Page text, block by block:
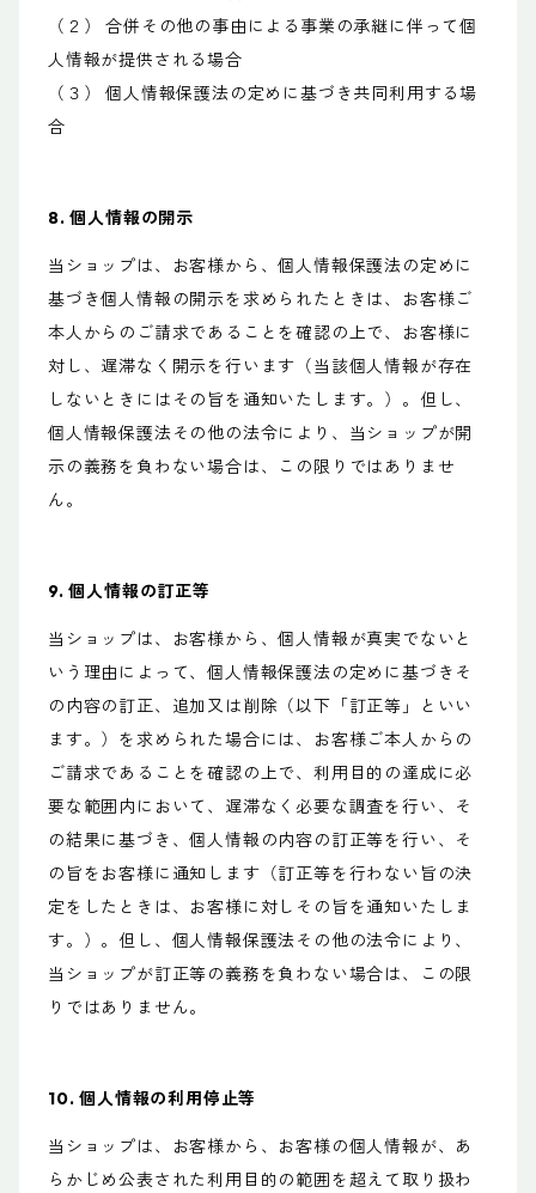
（２） 合併その他の事由による事業の承継に伴って個
人情報が提供される場合
（３） 個人情報保護法の定めに基づき共同利用する場
合
8. 個人情報の開示
当ショップは、お客様から、個人情報保護法の定めに
基づき個人情報の開示を求められたときは、お客様ご
本人からのご請求であることを確認の上で、お客様に
対し、遅滞なく開示を行います（当該個人情報が存在
しないときにはその旨を通知いたします。）。但し、
個人情報保護法その他の法令により、当ショップが開
示の義務を負わない場合は、この限りではありませ
ん。
9. 個人情報の訂正等
当ショップは、お客様から、個人情報が真実でないと
いう理由によって、個人情報保護法の定めに基づきそ
の内容の訂正、追加又は削除（以下「訂正等」といい
ます。）を求められた場合には、お客様ご本人からの
ご請求であることを確認の上で、利用目的の達成に必
要な範囲内において、遅滞なく必要な調査を行い、そ
の結果に基づき、個人情報の内容の訂正等を行い、そ
の旨をお客様に通知します（訂正等を行わない旨の決
定をしたときは、お客様に対しその旨を通知いたしま
す。）。但し、個人情報保護法その他の法令により、
当ショップが訂正等の義務を負わない場合は、この限
りではありません。
10. 個人情報の利用停止等
当ショップは、お客様から、お客様の個人情報が、あ
らかじめ公表された利用目的の範囲を超えて取り扱わ